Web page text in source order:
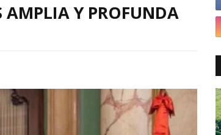
Y PROFUNDA